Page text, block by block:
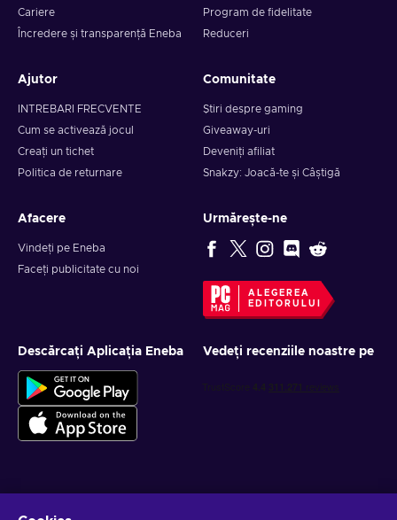
Cariere
Încredere și transparență Eneba
Program de fidelitate
Reduceri
Ajutor
INTREBARI FRECVENTE
Cum se activează jocul
Creați un tichet
Politica de returnare
Comunitate
Știri despre gaming
Giveaway-uri
Deveniți afiliat
Snakzy: Joacă-te și Câștigă
Afacere
Vindeți pe Eneba
Faceți publicitate cu noi
Urmărește-ne
ALEGEREA
EDITORULUI
Descărcați Aplicația Eneba Vedeți recenziile noastre pe